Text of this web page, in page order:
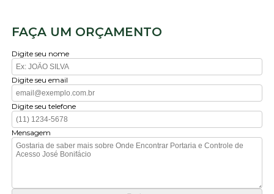
FAÇA UM ORÇAMENTO
Digite seu nome
Digite seu email
Digite seu telefone
Mensagem